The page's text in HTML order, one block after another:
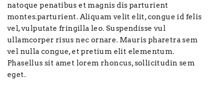
natoque penatibus et magnis dis parturient
montes.parturient. Aliquam velit elit, congue id felis
vel, vulputate fringilla leo. Suspendisse vul
ullamcorper risus nec ornare. Mauris pharetra sem
vel nulla congue, et pretium elit elementum.
Phasellus sit amet lorem rhoncus, sollicitudin sem
eget.